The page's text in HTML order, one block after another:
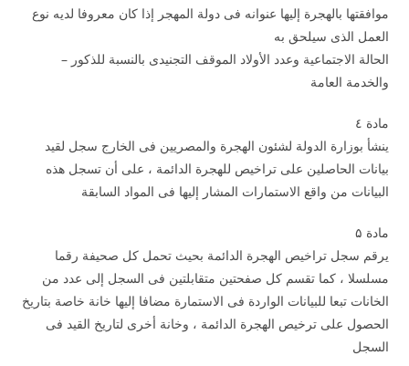
موافقتها بالهجرة إليها عنوانه فى دولة المهجر إذا كان معروفا لديه نوع
العمل الذى سيلحق به
الحالة الاجتماعية وعدد الأولاد الموقف التجنيدى بالنسبة للذكور –
والخدمة العامة
مادة ٤
ينشأ بوزارة الدولة لشئون الهجرة والمصريين فى الخارج سجل لقيد
بيانات الحاصلين على تراخيص للهجرة الدائمة ، على أن تسجل هذه
البيانات من واقع الاستمارات المشار إليها فى المواد السابقة
مادة ۵
يرقم سجل تراخيص الهجرة الدائمة بحيث تحمل كل صحيفة رقما
مسلسلا ، كما تقسم كل صفحتين متقابلتين فى السجل إلى عدد من
الخانات تبعا للبيانات الواردة فى الاستمارة مضافا إليها خانة خاصة بتاريخ
الحصول على ترخيص الهجرة الدائمة ، وخانة أخرى لتاريخ القيد فى
السجل